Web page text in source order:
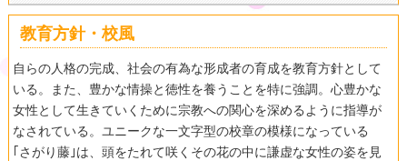
教育方針・校風
自らの人格の完成、社会の有為な形成者の育成を教育方針として
いる。また、豊かな情操と徳性を養うことを特に強調。心豊かな
女性として生きていくために宗教への関心を深めるように指導が
なされている。ユニークな一文字型の校章の模様になっている
｢さがり藤｣は、頭をたれて咲くその花の中に謙虚な女性の姿を見